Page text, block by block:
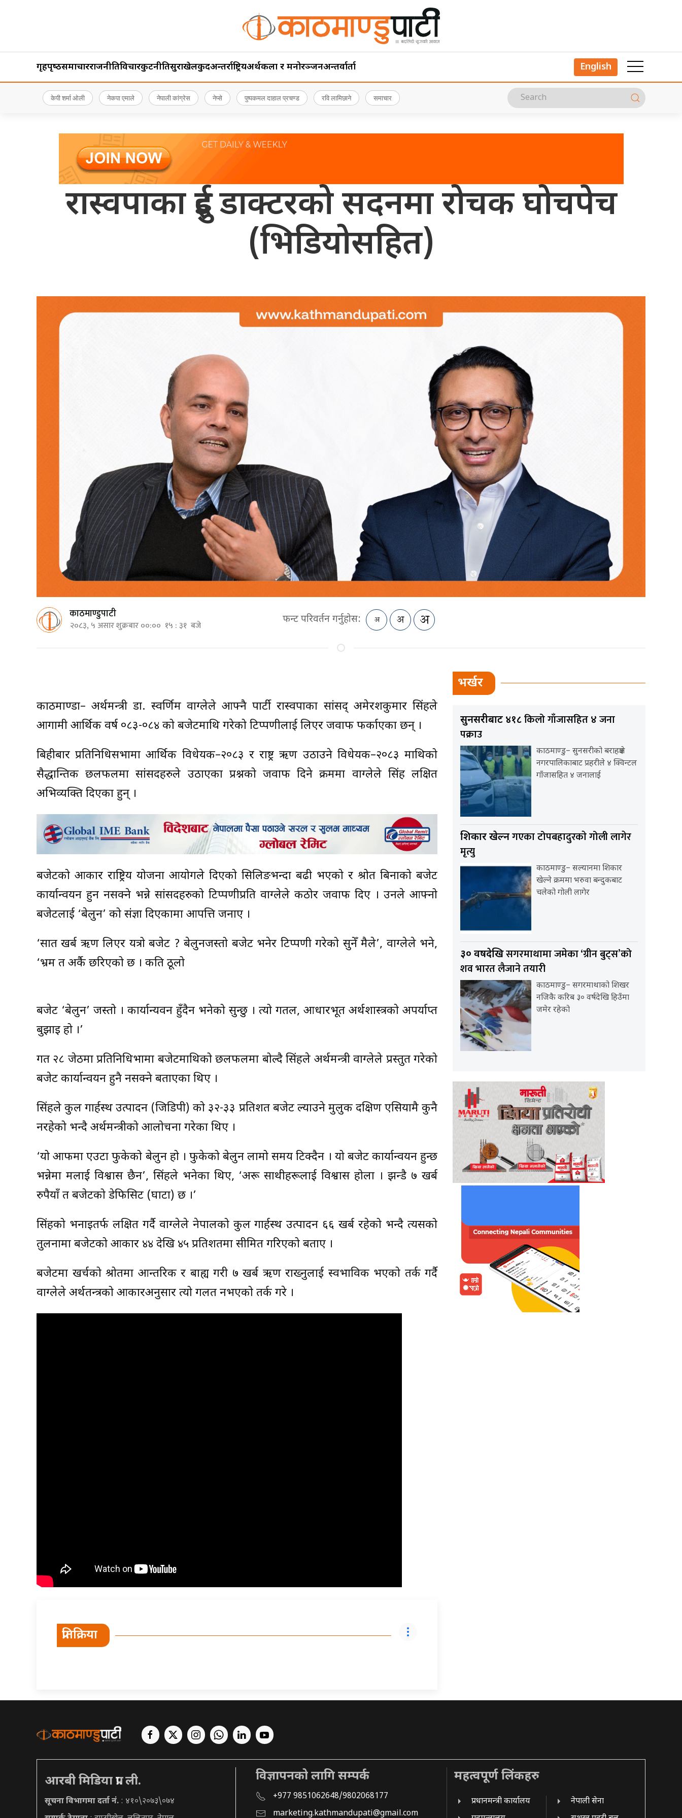
गृहपृष्‍ठसमाचारराजनीतिविचारकुटनीतिसुरक्षाखेलकुदअन्तर्राष्ट्रियअर्थकला र मनोरञ्जनअन्तर्वार्ता English
केपी शर्मा ओली नेकपा एमाले नेपाली कांग्रेस नेप्से पुष्पकमल दाहाल प्रचण्ड रवि लामिछाने समाचार
रास्वपाका दुई डाक्टरको सदनमा रोचक घोचपेच
(भिडियोसहित)
काठमाण्डुपाटी
२०८३, ५ असार शुक्रबार ००:०० १५ : ३१ बजे फन्ट परिवर्तन गर्नुहोस:
काठमाण्डौं– अर्थमन्त्री डा. स्वर्णिम वाग्लेले आफ्नै पार्टी रास्वपाका सांसद् अमेरशकुमार सिंहले
आगामी आर्थिक वर्ष ०८३-०८४ को बजेटमाथि गरेको टिप्पणीलाई लिएर जवाफ फर्काएका छन् ।
बिहीबार प्रतिनिधिसभामा आर्थिक विधेयक–२०८३ र राष्ट्र ऋण उठाउने विधेयक–२०८३ माथिको
सैद्धान्तिक छलफलमा सांसदहरुले उठाएका प्रश्नको जवाफ दिने क्रममा वाग्लेले सिंह लक्षित
अभिव्यक्ति दिएका हुन् ।
बजेटको आकार राष्ट्रिय योजना आयोगले दिएको सिलिङभन्दा बढी भएको र श्रोत बिनाको बजेट
कार्यान्वयन हुन नसक्ने भन्ने सांसदहरुको टिप्पणीप्रति वाग्लेले कठोर जवाफ दिए । उनले आफ्नो
बजेटलाई ‘बेलुन’ को संज्ञा दिएकामा आपत्ति जनाए ।
‘सात खर्ब ऋण लिएर यत्रो बजेट ? बेलुनजस्तो बजेट भनेर टिप्पणी गरेको सुनेँ मैले’, वाग्लेले भने,
‘भ्रम त अर्कै छरिएको छ । कति ठूलो
बजेट ‘बेलुन’ जस्तो । कार्यान्यवन हुँदैन भनेको सुन्छु । त्यो गतल, आधारभूत अर्थशास्त्रको अपर्याप्त
बुझाइ हो ।’
गत २८ जेठमा प्रतिनिधिभामा बजेटमाथिको छलफलमा बोल्दै सिंहले अर्थमन्त्री वाग्लेले प्रस्तुत गरेको
बजेट कार्यान्वयन हुनै नसक्ने बताएका थिए ।
सिंहले कुल गार्हस्थ उत्पादन (जिडिपी) को ३२-३३ प्रतिशत बजेट ल्याउने मुलुक दक्षिण एसियामै कुनै
नरहेको भन्दै अर्थमन्त्रीको आलोचना गरेका थिए ।
‘यो आफैंमा एउटा फुकेको बेलुन हो । फुकेको बेलुन लामो समय टिक्दैन । यो बजेट कार्यान्वयन हुन्छ
भन्नेमा मलाई विश्वास छैन’, सिंहले भनेका थिए, ‘अरू साथीहरूलाई विश्वास होला । झन्डै ७ खर्ब
रुपैयाँ त बजेटको डेफिसिट (घाटा) छ ।’
सिंहको भनाइतर्फ लक्षित गर्दै वाग्लेले नेपालको कुल गार्हस्थ उत्पादन ६६ खर्ब रहेको भन्दै त्यसको
तुलनामा बजेटको आकार ४४ देखि ४५ प्रतिशतमा सीमित गरिएको बताए ।
बजेटमा खर्चको श्रोतमा आन्तरिक र बाह्य गरी ७ खर्ब ऋण राख्नुलाई स्वभाविक भएको तर्क गर्दै
वाग्लेले अर्थतन्त्रको आकारअनुसार त्यो गलत नभएको तर्क गरे ।
प्रतिक्रिया
भर्खर
सुनसरीबाट ४१८किलो गाँजासहित ४ जना
पक्राउ
काठमाण्डु– सुनसरीको बराहक्षेत्र
नगरपालिकाबाट प्रहरीले ४ क्विन्टल
गाँजासहित ४ जनालाई
शिकार खेल्नगएका टोपबहादुरकाे गोली लागेर
मृत्यु
काठमाण्डु– सल्यानमा शिकार
खेल्ने क्रममा भरुवा बन्दुकबाट
चलेको गोली लागेर
३० वर्षदेखिसगरमाथामा जमेका ‘ग्रीन बुट्स’को
शव भारत लैजाने तयारी
काठमाण्डु– सगरमाथाको शिखर
नजिकै करिब ३० वर्षदेखि हिउँमा
जमेर रहेको
आरबी मिडिया प्रा. ली.
सूचना विभागमा दर्ता नं. : ४१०\२०७३\०७४
विज्ञापनको लागि सम्पर्क
+977 9851062648/9802068177
marketing.kathmandupati@gmail.com
महत्वपूर्ण लिंकहरु
प्रधानमन्त्री कार्यालय
नेपाली सेना